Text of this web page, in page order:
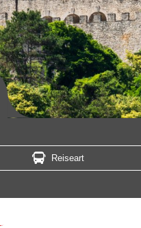
Weinreisen